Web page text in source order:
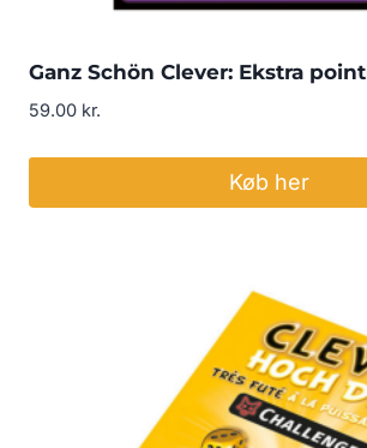
Ganz Schön Clever: Ekstra
59.00 kr.
Køb her